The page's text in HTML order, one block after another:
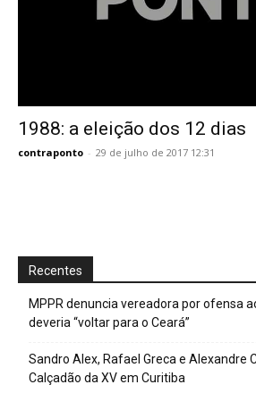
1988: a eleição dos 12 dias
contraponto - 29 de julho de 2017 12:31
Recentes
MPPR denuncia vereadora por ofensa
deveria “voltar para o Ceará”
Sandro Alex, Rafael Greca e Alexandre
Calçadão da XV em Curitiba